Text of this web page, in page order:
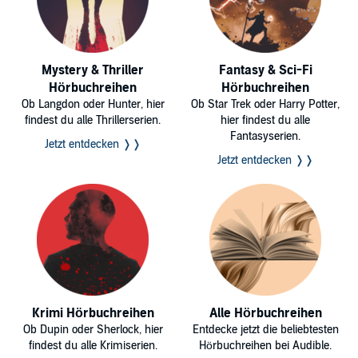
Mystery & Thriller
Hörbuchreihen
Ob Langdon oder Hunter, hier
findest du alle Thrillerserien.
Jetzt entdecken ❭❭
Fantasy & Sci-Fi
Hörbuchreihen
Ob Star Trek oder Harry Potter,
hier findest du alle
Fantasyserien.
Jetzt entdecken ❭❭
Krimi Hörbuchreihen
Ob Dupin oder Sherlock, hier
findest du alle Krimiserien.
Alle Hörbuchreihen
Entdecke jetzt die beliebtesten
Hörbuchreihen bei Audible.